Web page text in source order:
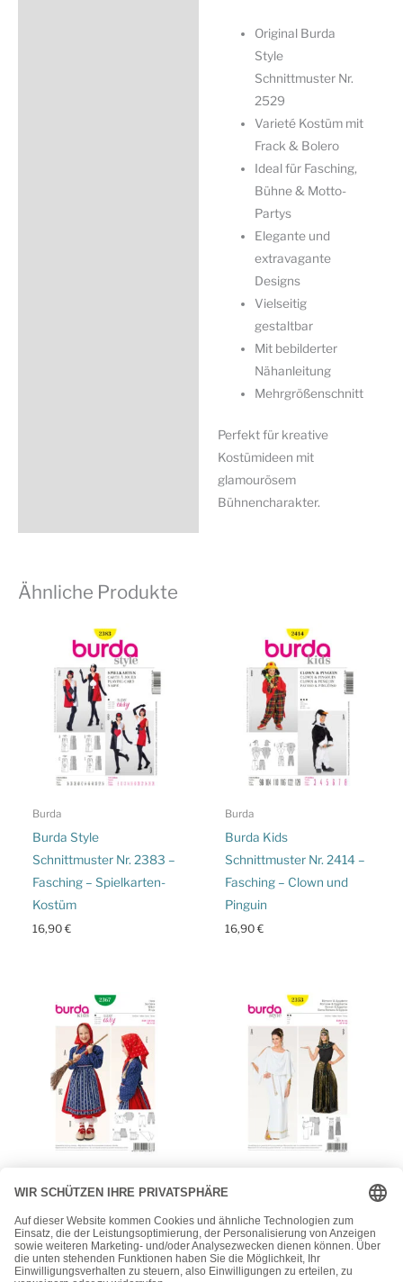
Original Burda
Style
Schnittmuster Nr.
2529
Varieté Kostüm mit
Frack & Bolero
Ideal für Fasching,
Bühne & Motto-
Partys
Elegante und
extravagante
Designs
Vielseitig
gestaltbar
Mit bebilderter
Nähanleitung
Mehrgrößenschnitt
Perfekt für kreative
Kostümideen mit
glamourösem
Bühnencharakter.
Ähnliche Produkte
Burda
Burda Style
Schnittmuster Nr. 2383 –
Fasching – Spielkarten-
Kostüm
16,90€
Burda
Burda Kids
Schnittmuster Nr. 2414 –
Fasching – Clown und
Pinguin
16,90€
Schnittmuster 2367 –
Hexenkostüm für Kinder |
Fasching & Karneval
Schnittmuster Nr. 2353 –
Fasching – Römerin und
Ägypterin